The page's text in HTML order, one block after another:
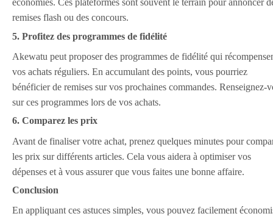
économies. Ces plateformes sont souvent le terrain pour annoncer
remises flash ou des concours.
5. Profitez des programmes de fidélité
Akewatu peut proposer des programmes de fidélité qui
vos achats réguliers. En accumulant des points, vous pourriez
bénéficier de remises sur vos prochaines commandes. Renseignez-
sur ces programmes lors de vos achats.
6. Comparez les prix
Avant de finaliser votre achat, prenez quelques minutes pour
les prix sur différents articles. Cela vous aidera à optimiser vos
dépenses et à vous assurer que vous faites une bonne affaire.
Conclusion
En appliquant ces astuces simples, vous pouvez facilement